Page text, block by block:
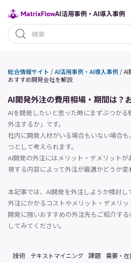
AI活用事例・AI導入事例
総合情報サイト /AI活用事例・AI導入事例 /AI
おすすめ開発会社を解説
AI開発外注の費用相場・期間は？
AIを開発したいと思った時にまずぶつか
外注するか」です。
社内に開発人材がいる場合もいない場合
つとして考えられます。
AI開発の外注にはメリット・デメリット
視する内容によって外注が最適かどうか変
本記事では、AI開発を外注しようか検討し
外注にかかるコストやメリット・デメリ
開発に強いおすすめの外注先もご紹介す
してみてください。
技術 テキストマイニング 課題 需要・